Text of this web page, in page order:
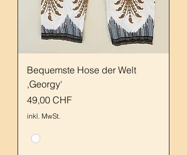
Bequemste Hose der Welt
,Georgy‘
Preis
49,00 CHF
inkl. MwSt.